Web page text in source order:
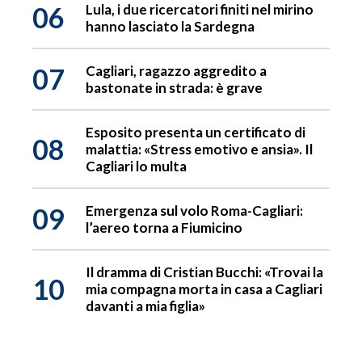
06
Lula, i due ricercatori finiti nel mirino
hanno lasciato la Sardegna
07
Cagliari, ragazzo aggredito a
bastonate in strada: è grave
08
Esposito presenta un certificato di
malattia: «Stress emotivo e ansia». Il
Cagliari lo multa
09
Emergenza sul volo Roma-Cagliari:
l’aereo torna a Fiumicino
10
Il dramma di Cristian Bucchi: «Trovai la
mia compagna morta in casa a Cagliari
davanti a mia figlia»